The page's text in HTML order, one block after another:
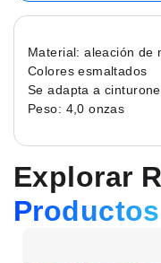
Material: aleación de
Colores esmaltados
Se adapta a
Peso: 4,0 onzas
Explorar
Productos